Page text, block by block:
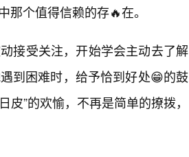
个值得信赖的存🔥在。
接受关注，开始学会主动去了解
到困难时，给予恰到好处😁的鼓
”的欢愉，不再是简单的撩拨，